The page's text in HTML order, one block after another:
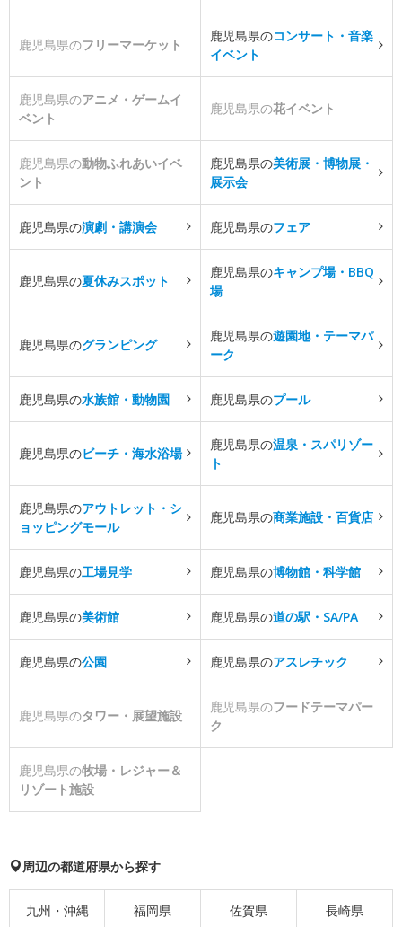
鹿児島県のフリーマーケット
鹿児島県のコンサート・音楽
イベント
鹿児島県のアニメ・ゲームイ
ベント
鹿児島県の花イベント
鹿児島県の動物ふれあいイベ
ント
鹿児島県の美術展・博物展・
展示会
鹿児島県の演劇・講演会 鹿児島県のフェア
鹿児島県の夏休みスポット
鹿児島県のキャンプ場・BBQ
場
鹿児島県のグランピング
鹿児島県の遊園地・テーマパ
ーク
鹿児島県の水族館・動物園 鹿児島県のプール
鹿児島県のビーチ・海水浴場
鹿児島県の温泉・スパリゾー
ト
鹿児島県のアウトレット・シ
ョッピングモール
鹿児島県の商業施設・百貨店
鹿児島県の工場見学 鹿児島県の博物館・科学館
鹿児島県の美術館 鹿児島県の道の駅・SA/PA
鹿児島県の公園 鹿児島県のアスレチック
鹿児島県のタワー・展望施設
鹿児島県のフードテーマパー
ク
鹿児島県の牧場・レジャー＆
リゾート施設
周辺の都道府県から探す
九州・沖縄 福岡県 佐賀県 長崎県